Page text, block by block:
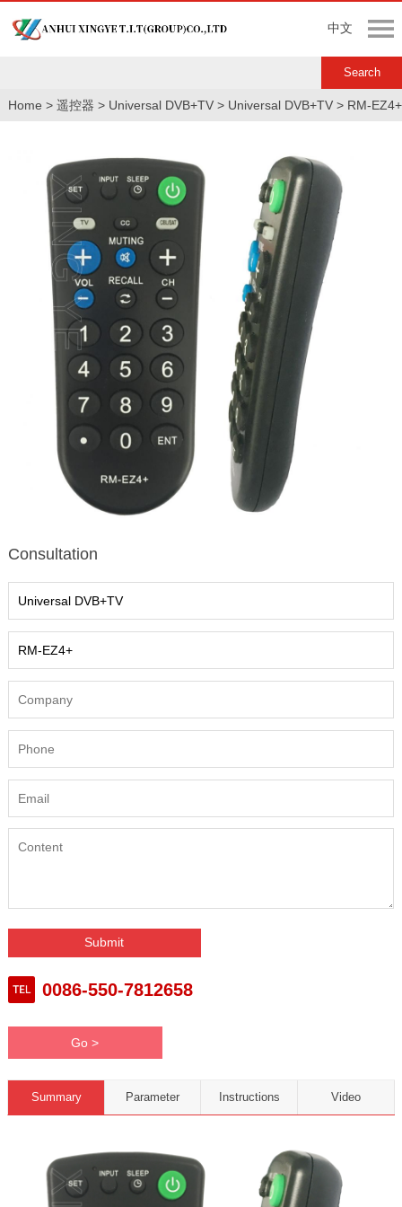
中文
Home > 遥控器 > Universal DVB+TV> Universal DVB+TV> RM-EZ4+
Consultation
0086-550-7812658
Go >
Summary Parameter Instructions Video